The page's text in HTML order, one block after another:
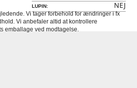
LUPIN: NEJ
Vi tager forbehold for ændringer i fx
Vi anbefaler altid at kontrollere
emballage ved modtagelse.